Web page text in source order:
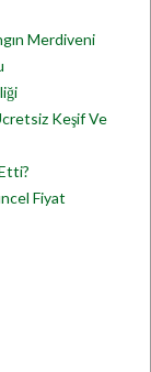
Merdiveni
Keşif Ve
Fiyat